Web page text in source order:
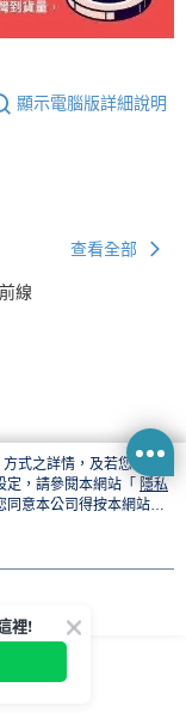
顯示電腦版詳細說明
查看全部
線
式之詳情，及若您不希
，請參閱本網站「 隱私
同意本公司得按本網站使
裡!